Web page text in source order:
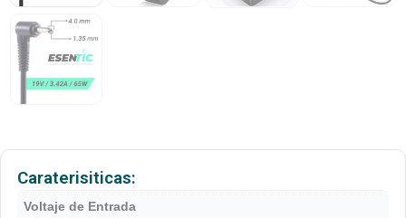
Caraterisiticas:
Voltaje de Entrada